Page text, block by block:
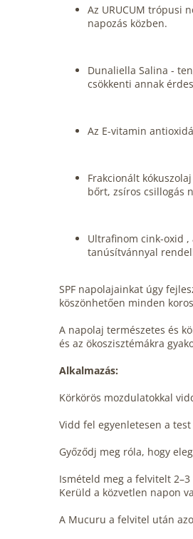
Az URUCUM trópusi
napozás közben.
Dunaliella Salina -
csökkenti annak
Az E-vitamin
Frakcionált
bőrt, zsíros csillogás
Ultrafinom cink-oxid ,
tanúsítvánnyal
SPF napolajainkat úgy
köszönhetően minden
A napolaj természetes és
és az ökoszisztémákra
Alkalmazás:
Körkörös mozdulatokkal
Vidd fel egyenletesen a
Győződj meg róla, hogy
Ismételd meg a felvitelt
Kerüld a közvetlen napon
A Mucuru a felvitel után